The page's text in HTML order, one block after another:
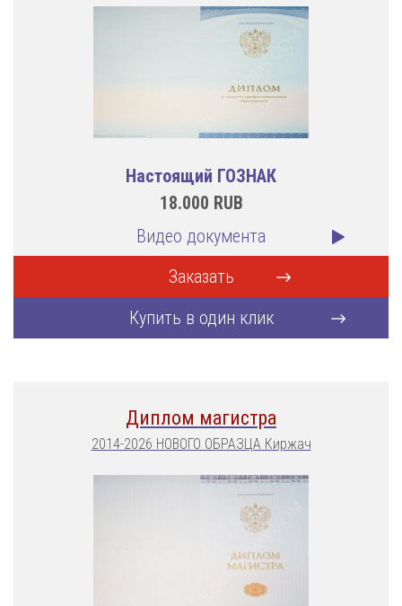
Настоящий ГОЗНАК
18.000 RUB
Видео документа
Заказать
Купить в один клик
Диплом магистра
2014-2026 НОВОГО ОБРАЗЦА Киржач